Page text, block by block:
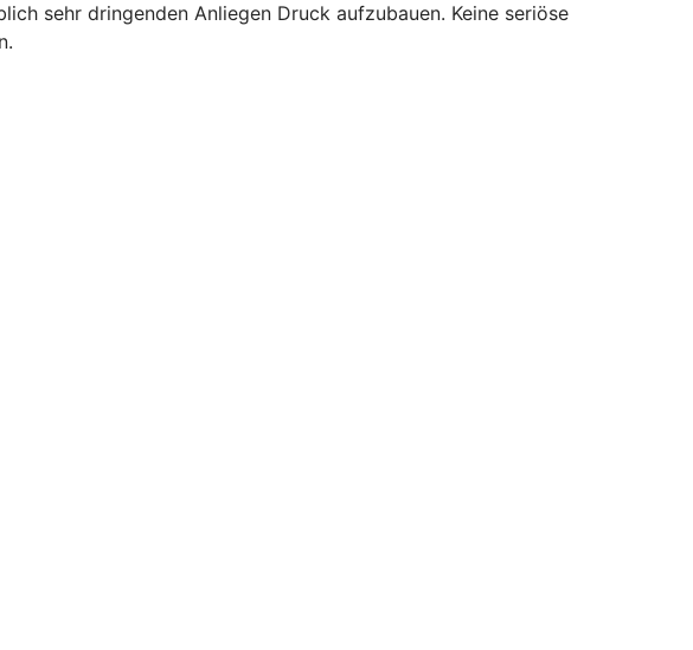
sehr dringenden Anliegen Druck aufzubauen. Keine seriöse